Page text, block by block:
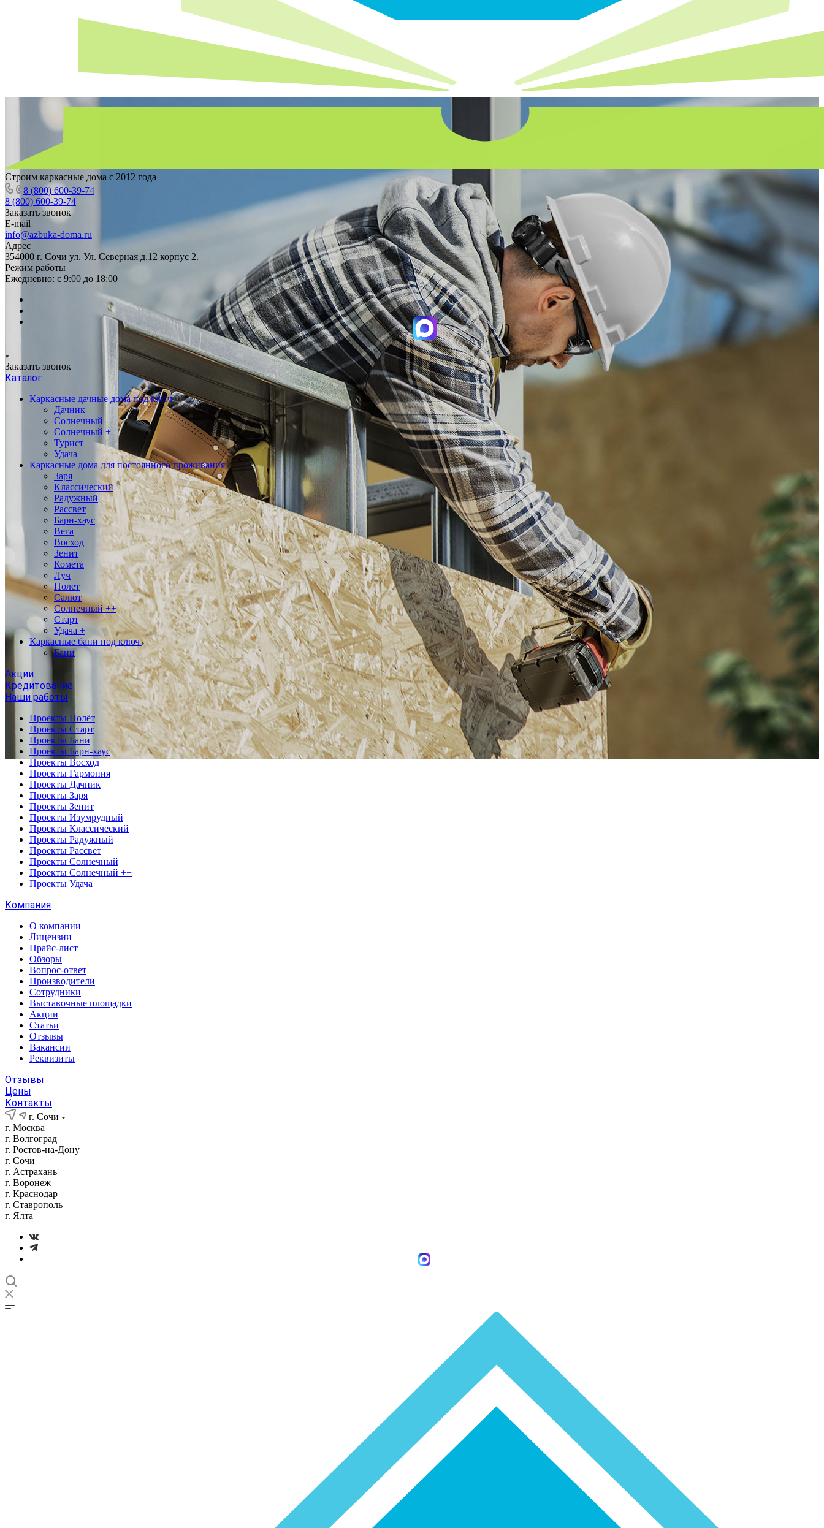
Строим каркасные дома с 2012 года
8 (800) 600-39-74
8 (800) 600-39-74
Заказать звонок
E-mail
info@azbuka-doma.ru
Адрес
354000 г. Сочи ул. Ул. Северная д.12 корпус 2.
Режим работы
Ежедневно: с 9:00 до 18:00
Заказать звонок
Каталог
Каркасные дачные дома под ключ
Дачник
Солнечный
Солнечный +
Турист
Удача
Каркасные дома для постоянного проживания
Заря
Классический
Радужный
Рассвет
Барн-хаус
Вега
Восход
Зенит
Комета
Луч
Полет
Салют
Солнечный ++
Старт
Удача +
Каркасные бани под ключ
Бани
Акции
Кредитование
Наши работы
Проекты Полёт
Проекты Старт
Проекты Бани
Проекты Барн-хаус
Проекты Восход
Проекты Гармония
Проекты Дачник
Проекты Заря
Проекты Зенит
Проекты Изумрудный
Проекты Классический
Проекты Радужный
Проекты Рассвет
Проекты Солнечный
Проекты Солнечный ++
Проекты Удача
Компания
О компании
Лицензии
Прайс-лист
Обзоры
Вопрос-ответ
Производители
Сотрудники
Выставочные площадки
Акции
Статьи
Отзывы
Вакансии
Реквизиты
Отзывы
Цены
Контакты
г. Сочи
г. Москва
г. Волгоград
г. Ростов-на-Дону
г. Сочи
г. Астрахань
г. Воронеж
г. Краснодар
г. Ставрополь
г. Ялта